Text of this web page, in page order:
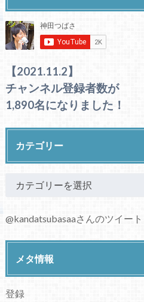
【2021.11.2】
チャンネル登録者数が
1,890名になりました！
カテゴリー
@kandatsubasaaさんのツイート
メタ情報
登録